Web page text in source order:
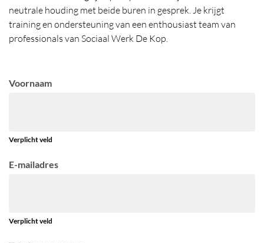
neutrale houding met beide buren in gesprek. Je krijgt
training en ondersteuning van een enthousiast team van
professionals van Sociaal Werk De Kop.
Voornaam
Verplicht veld
E-mailadres
Verplicht veld